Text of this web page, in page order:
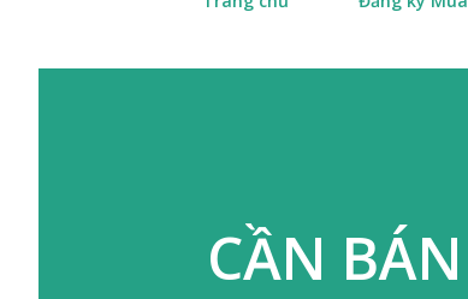
CẦN